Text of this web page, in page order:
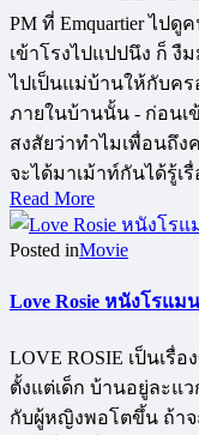
PM ที่ Emquartier ไปดู
เข้าโรงไปแปปนึง ก็
ไปเป็นแม่บ้านให้กับคร
ภายในบ้านนั้น - ก่อนเ
สงสัยว่าทำไมเพื่อนถึ
จะได้มาเม้าท์กันได้รู้เ
Read More
Posted inMovie
Love Rosie หนังโรแ
LOVE ROSIE เป็นเ
ตั้งแต่เด็ก บ้านอยู่ละแ
กับผู้หญิงพอโตขึ้น ถ้า